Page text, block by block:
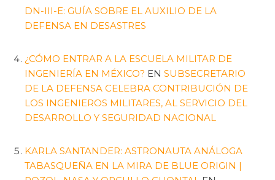
DN-III-E: GUÍA SOBRE EL AUXILIO DE LA
DEFENSA EN DESASTRES
¿CÓMO ENTRAR A LA ESCUELA MILITAR DE
INGENIERÍA EN MÉXICO? EN SUBSECRETARIO
DE LA DEFENSA CELEBRA CONTRIBUCIÓN DE
LOS INGENIEROS MILITARES, AL SERVICIO DEL
DESARROLLO Y SEGURIDAD NACIONAL
KARLA SANTANDER: ASTRONAUTA ANÁLOGA
TABASQUEÑA EN LA MIRA DE BLUE ORIGIN |